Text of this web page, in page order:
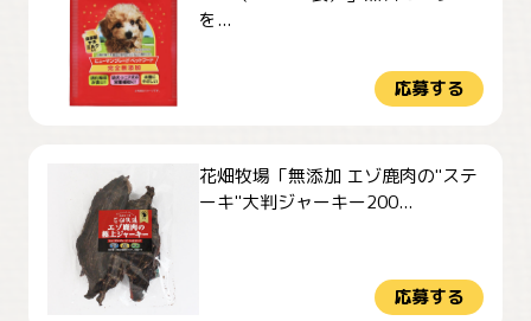
を...
応募する
花畑牧場「無添加 エゾ鹿肉の"ステ
ーキ"大判ジャーキー200...
応募する